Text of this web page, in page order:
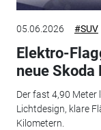
05.06.2026 #SUV
Elektro-
neue Skoda
Der fast 4,90
Lichtdesign, klare
Kilometern.